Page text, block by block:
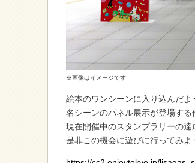
※画像はイメージです
絵本のワンシーンに入り込んだ
名シーンのパネル展示が登場する
現在開催中のスタンプラリーの達
是非この機会に遊びに行ってみよ